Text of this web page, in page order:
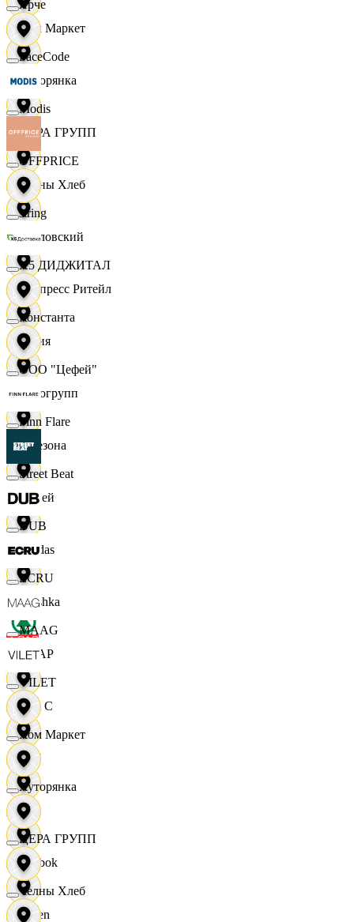
Хом Маркет
Хуторянка
ЦЕРА ГРУПП
Челны Хлеб
Чкаловский
Экспресс Ритейл
Юлия
Яркогрупп
4 Сезона
7 дней
Adidas
Bershka
СПАР
M A C
OBI
RE
Reebok
Seven
Ярче
FaceCode
Modis
OFFPRICE
string
X5 ДИДЖИТАЛ
Константа
ООО "Цефей"
Finn Flare
Street Beat
DUB
ECRU
MAAG
VILET
Хом Маркет
Хуторянка
ЦЕРА ГРУПП
Челны Хлеб